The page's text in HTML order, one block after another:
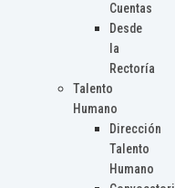
Cuentas
Desde
la
Rectoría
Talento
Humano
Dirección
Talento
Humano